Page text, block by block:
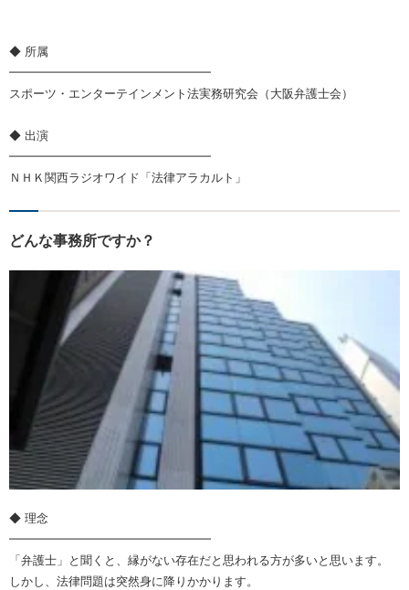
◆ 所属
━━━━━━━━━━━━━━━━━
スポーツ・エンターテインメント法実務研究会（大阪弁護士会）
◆ 出演
━━━━━━━━━━━━━━━━━
ＮＨＫ関西ラジオワイド「法律アラカルト」
どんな事務所ですか？
◆ 理念
━━━━━━━━━━━━━━━━━
「弁護士」と聞くと、縁がない存在だと思われる方が多いと思います。
しかし、法律問題は突然身に降りかかります。